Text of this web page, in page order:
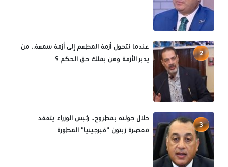
2
عندما تتحول أزمة المطعم إلى أزمة سمعة.. من
يدير الأزمة ومن يملك حق الحكم ؟
3
خلال جولته بمطروح.. رئيس الوزراء يتفقد
معصرة زيتون "فيرجينيا" المطورة